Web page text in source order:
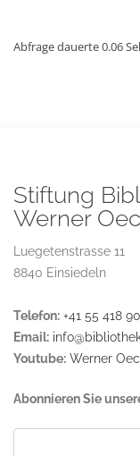
Abfrage dauerte 0.06
Stiftung
Werner
Luegetenstrasse 11
8840 Einsiedeln
Telefon: +41 55 418
Email:
Youtube: Werner
Abonnieren Sie